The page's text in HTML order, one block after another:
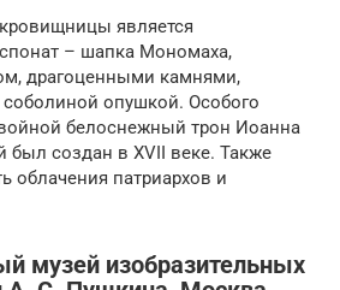
является
– шапка Мономаха,
драгоценными камнями,
опушкой. Особого
белоснежный трон Иоанна
был создан в XVII веке. Также
облачения патриархов и
музей изобразительных